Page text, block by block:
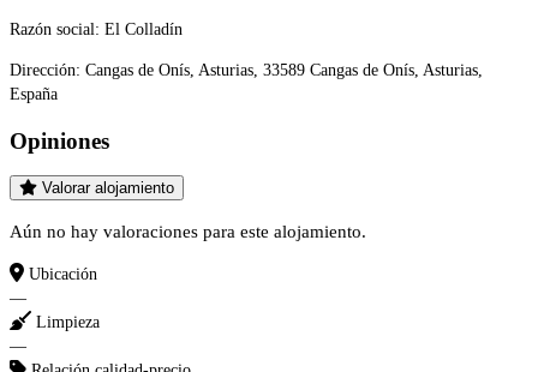
Razón social: El Colladín
Dirección: Cangas de Onís, Asturias, 33589 Cangas de Onís, Asturias,
España
Opiniones
Valorar alojamiento
Aún no hay valoraciones para este alojamiento.
Ubicación
—
Limpieza
—